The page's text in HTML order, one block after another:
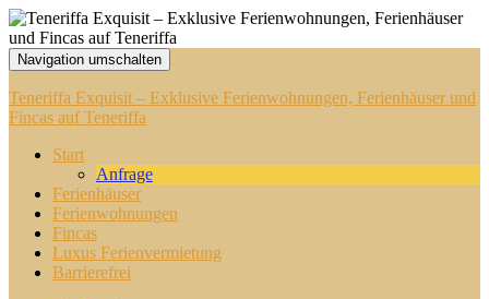
Navigation umschalten
Teneriffa Exquisit – Exklusive Ferienwohnungen, Ferienhäuser und
Fincas auf Teneriffa
Start
Anfrage
Ferienhäuser
Ferienwohnungen
Fincas
Luxus Ferienvermietung
Barrierefrei